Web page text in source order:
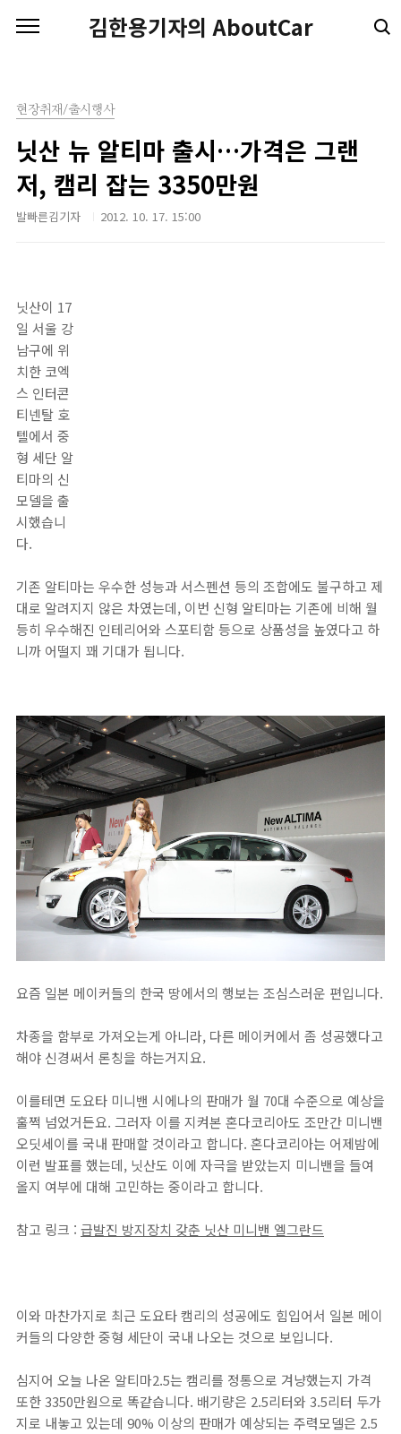
김한용기자의 AboutCar
현장취재/출시행사
닛산 뉴 알티마 출시…가격은 그랜
저, 캠리 잡는 3350만원
발빠른김기자 2012. 10. 17. 15:00
닛산이 17
일 서울 강
남구에 위
치한 코엑
스 인터콘
티넨탈 호
텔에서 중
형 세단 알
티마의 신
모델을 출
시했습니
다.
기존 알티마는 우수한 성능과 서스펜션 등의 조합에도 불구하고 제
대로 알려지지 않은 차였는데, 이번 신형 알티마는 기존에 비해 월
등히 우수해진 인테리어와 스포티함 등으로 상품성을 높였다고 하
니까 어떨지 꽤 기대가 됩니다.
요즘 일본 메이커들의 한국 땅에서의 행보는 조심스러운 편입니다.
차종을 함부로 가져오는게 아니라, 다른 메이커에서 좀 성공했다고
해야 신경써서 론칭을 하는거지요.
이를테면 도요타 미니밴 시에나의 판매가 월 70대 수준으로 예상을
훌쩍 넘었거든요. 그러자 이를 지켜본 혼다코리아도 조만간 미니밴
오딧세이를 국내 판매할 것이라고 합니다. 혼다코리아는 어제밤에
이런 발표를 했는데, 닛산도 이에 자극을 받았는지 미니밴을 들여
올지 여부에 대해 고민하는 중이라고 합니다.
참고 링크 : 급발진 방지장치 갖춘 닛산 미니밴 엘그란드
이와 마찬가지로 최근 도요타 캠리의 성공에도 힘입어서 일본 메이
커들의 다양한 중형 세단이 국내 나오는 것으로 보입니다.
심지어 오늘 나온 알티마2.5는 캠리를 정통으로 겨냥했는지 가격
또한 3350만원으로 똑같습니다. 배기량은 2.5리터와 3.5리터 두가
지로 내놓고 있는데 90% 이상의 판매가 예상되는 주력모델은 2.5